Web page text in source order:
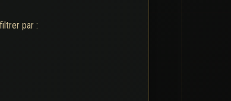
par :